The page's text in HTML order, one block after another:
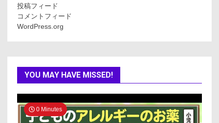
投稿フィード
コメントフィード
WordPress.org
YOU MAY HAVE MISSED!
0 Minutes